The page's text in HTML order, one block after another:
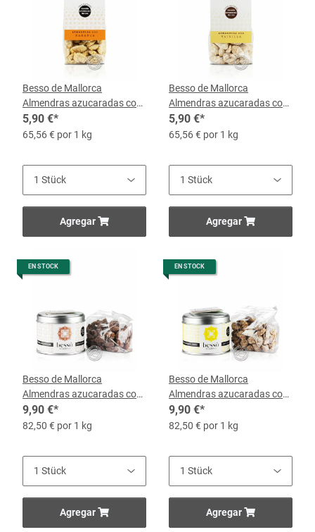
Besso de Mallorca
Almendras azucaradas con
Naranja, 90-g-Beutel
5,90 €*
65,56 € por 1 kg
Agregar
Besso de Mallorca
Almendras azucaradas con
Vainilla, bolsa de 90 g
5,90 €*
65,56 € por 1 kg
Agregar
EN STOCK
Besso de Mallorca
Almendras azucaradas con
Chocolate, 120-g-Lata
9,90 €*
82,50 € por 1 kg
Agregar
EN STOCK
Besso de Mallorca
Almendras azucaradas con
Limón, 120-g-Dose
9,90 €*
82,50 € por 1 kg
Agregar